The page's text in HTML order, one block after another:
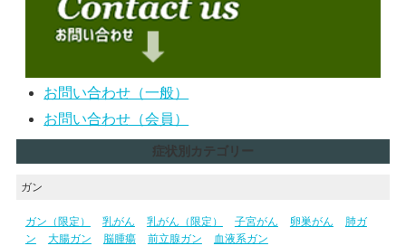
お問い合わせ（一般）
お問い合わせ（会員）
症状別カテゴリー
ガン
ガン（限定） 乳がん 乳がん（限定） 子宮がん 卵巣がん
肺ガ
ン
大腸ガン 脳腫瘍 前立腺ガン 血液系ガン